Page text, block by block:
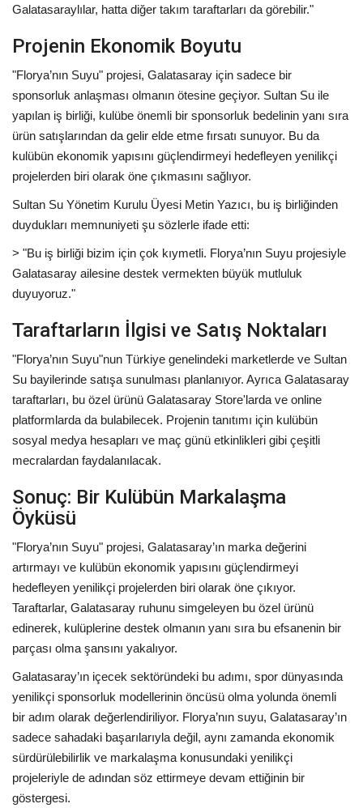
Galatasaraylılar, hatta diğer takım taraftarları da görebilir."
Projenin Ekonomik Boyutu
"Florya’nın Suyu" projesi, Galatasaray için sadece bir
sponsorluk anlaşması olmanın ötesine geçiyor. Sultan Su ile
yapılan iş birliği, kulübe önemli bir sponsorluk bedelinin yanı sıra
ürün satışlarından da gelir elde etme fırsatı sunuyor. Bu da
kulübün ekonomik yapısını güçlendirmeyi hedefleyen yenilikçi
projelerden biri olarak öne çıkmasını sağlıyor.
Sultan Su Yönetim Kurulu Üyesi Metin Yazıcı, bu iş birliğinden
duydukları memnuniyeti şu sözlerle ifade etti:
> "Bu iş birliği bizim için çok kıymetli. Florya’nın Suyu projesiyle
Galatasaray ailesine destek vermekten büyük mutluluk
duyuyoruz."
Taraftarların İlgisi ve Satış Noktaları
"Florya’nın Suyu"nun Türkiye genelindeki marketlerde ve Sultan
Su bayilerinde satışa sunulması planlanıyor. Ayrıca Galatasaray
taraftarları, bu özel ürünü Galatasaray Store'larda ve online
platformlarda da bulabilecek. Projenin tanıtımı için kulübün
sosyal medya hesapları ve maç günü etkinlikleri gibi çeşitli
mecralardan faydalanılacak.
Sonuç: Bir Kulübün Markalaşma
Öyküsü
"Florya’nın Suyu" projesi, Galatasaray’ın marka değerini
artırmayı ve kulübün ekonomik yapısını güçlendirmeyi
hedefleyen yenilikçi projelerden biri olarak öne çıkıyor.
Taraftarlar, Galatasaray ruhunu simgeleyen bu özel ürünü
edinerek, kulüplerine destek olmanın yanı sıra bu efsanenin bir
parçası olma şansını yakalıyor.
Galatasaray’ın içecek sektöründeki bu adımı, spor dünyasında
yenilikçi sponsorluk modellerinin öncüsü olma yolunda önemli
bir adım olarak değerlendiriliyor. Florya’nın suyu, Galatasaray’ın
sadece sahadaki başarılarıyla değil, aynı zamanda ekonomik
sürdürülebilirlik ve markalaşma konusundaki yenilikçi
projeleriyle de adından söz ettirmeye devam ettiğinin bir
göstergesi.